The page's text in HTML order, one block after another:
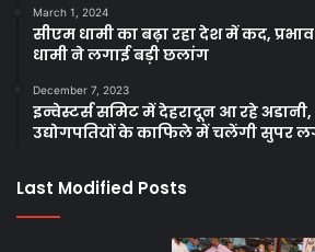
March 1, 2024
सीएम धामी का बढ़ा रहा देश में कद,
धामी ने लगाई बड़ी छलांग
December 7, 2023
इन्वेस्टर्स समिट में देहरादून आ रहे
उद्योगपतियों के काफिले में चलेंगी सुपर
Last Modified Posts